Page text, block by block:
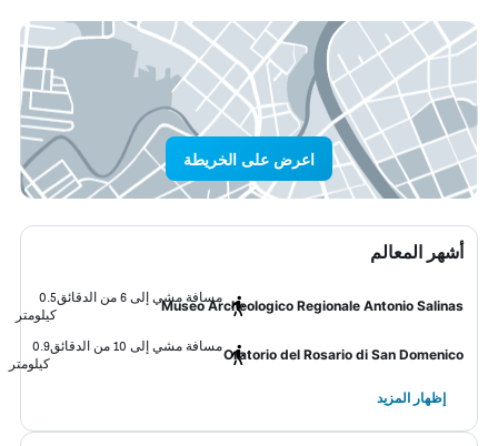
اعرض على الخريطة
أشهر المعالم
Museo Archeologico Regionale Antonio Salinas
مسافة مشي إلى 6 من الدقائق
0.5
كيلومتر
Oratorio del Rosario di San Domenico
مسافة مشي إلى 10 من الدقائق
0.9
كيلومتر
إظهار المزيد